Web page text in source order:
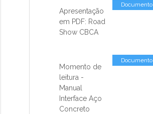
Apresentação
em PDF: Road
Show CBCA
Documento
Momento de
leitura -
Manual
Interface Aço
Concreto
Documento